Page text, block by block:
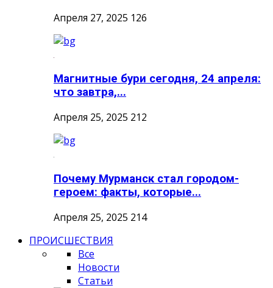
Апреля 27, 2025 126
Магнитные бури сегодня, 24 апреля:
что завтра,...
Апреля 25, 2025 212
Почему Мурманск стал городом-
героем: факты, которые...
Апреля 25, 2025 214
ПРОИСШЕСТВИЯ
Все
Новости
Статьи